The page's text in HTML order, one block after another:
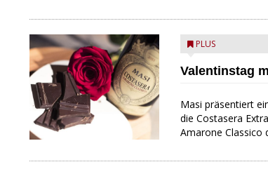
PLUS
Valentinstag
Masi präsentiert
die Costasera
Amarone Classico